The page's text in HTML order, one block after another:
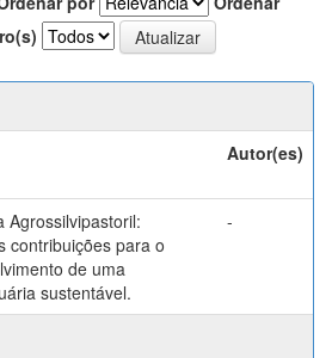
Autor(es)
Agrossilvipastoril:
contribuições para o
de uma
sustentável.
-